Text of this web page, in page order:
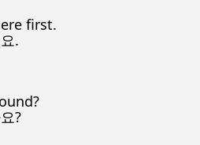
first.
.
?